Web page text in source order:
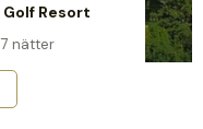
Resort
7 nätter